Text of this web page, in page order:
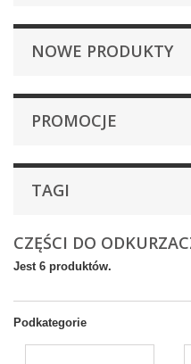
NOWE PRODUKTY
PROMOCJE
TAGI
CZĘŚCI DO
Jest 6 produktów.
Podkategorie